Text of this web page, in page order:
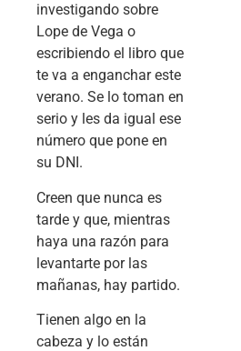
investigando sobre
Lope de Vega o
escribiendo el libro que
te va a enganchar este
verano. Se lo toman en
serio y les da igual ese
número que pone en
su DNI.
Creen que nunca es
tarde y que, mientras
haya una razón para
levantarte por las
mañanas, hay partido.
Tienen algo en la
cabeza y lo están